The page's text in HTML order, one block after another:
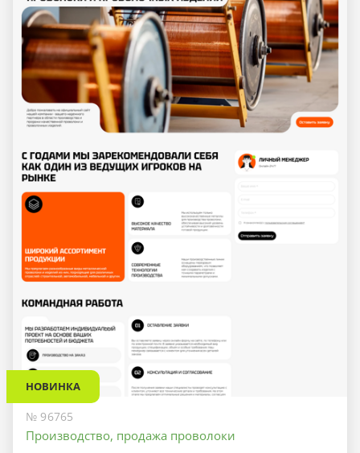
НОВИНКА
№ 96765
Производство, продажа проволоки